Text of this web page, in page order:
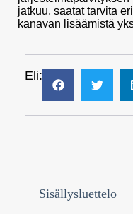
jatkuu, saatat tarvita
kanavan lisäämistä
Eli:
Sisällysluettelo